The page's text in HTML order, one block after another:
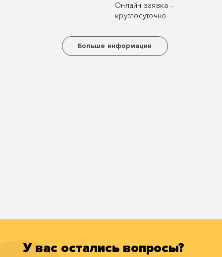
Онлайн заявка -
круглосуточно
Больше информации
У вас остались вопросы?